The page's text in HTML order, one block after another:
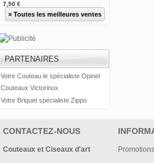
7,50 €
» Toutes les meilleures ventes
PARTENAIRES
Votre Couteau le spécialiste Opinel
Couteaux Victorinox
Votre Briquet spécialiste Zippo
CONTACTEZ-NOUS
Couteaux et Ciseaux d'art Promotions